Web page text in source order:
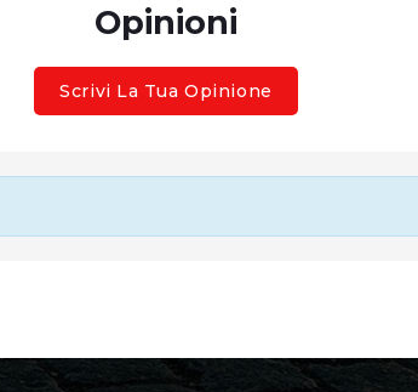
Opinioni
Scrivi La Tua Opinione